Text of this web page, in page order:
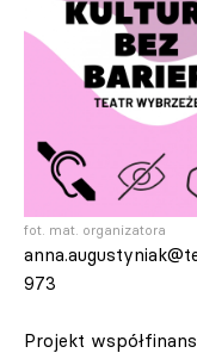
fot. mat. organizatora
973
Projekt